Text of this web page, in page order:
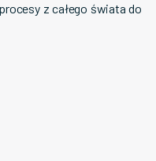
z całego świata do